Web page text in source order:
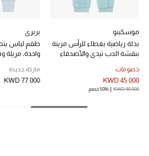
الموسم الجديد
أحذية النسائية
موسكينو
بدلة رياضية بغطاء للرأس مزينة
بنقشة الدب تيدي والأصدقاء
خصومات
KWD 45.000
KWD 90.000 50% خصم
بربري
طقم لباس
واحدة، مريلة
ماركة جديدة
KWD 77.000